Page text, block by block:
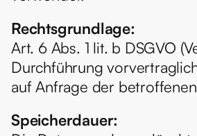
Rechtsgrundlage:
Art. 6 Abs. 1 lit. b DSGVO
Durchführung
auf Anfrage der
Speicherdauer: